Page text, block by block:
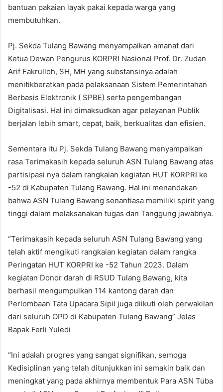
bantuan pakaian layak pakai kepada warga yang
membutuhkan.
Pj. Sekda Tulang Bawang menyampaikan amanat dari
Ketua Dewan Pengurus KORPRI Nasional Prof. Dr. Zudan
Arif Fakrulloh, SH, MH yang substansinya adalah
menitikberatkan pada pelaksanaan Sistem Pemerintahan
Berbasis Elektronik ( SPBE) serta pengembangan
Digitalisasi. Hal ini dimaksudkan agar pelayanan Publik
berjalan lebih smart, cepat, baik, berkualitas dan efisien.
Sementara itu Pj. Sekda Tulang Bawang menyampaikan
rasa Terimakasih kepada seluruh ASN Tulang Bawang atas
partisipasi nya dalam rangkaian kegiatan HUT KORPRI ke
-52 di Kabupaten Tulang Bawang. Hal ini menandakan
bahwa ASN Tulang Bawang senantiasa memiliki spirit yang
tinggi dalam melaksanakan tugas dan Tanggung jawabnya.
“Terimakasih kepada seluruh ASN Tulang Bawang yang
telah aktif mengikuti rangkaian kegiatan dalam rangka
Peringatan HUT KORPRI ke -52 Tahun 2023. Dalam
kegiatan Donor darah di RSUD Tulang Bawang, kita
berhasil mengumpulkan 114 kantong darah dan
Perlombaan Tata Upacara Sipil juga diikuti oleh perwakilan
dari seluruh OPD di Kabupaten Tulang Bawang” Jelas
Bapak Ferli Yuledi
“Ini adalah progres yang sangat signifikan, semoga
Kedisiplinan yang telah ditunjukkan ini semakin baik dan
meningkat yang pada akhirnya membentuk Para ASN Tuba